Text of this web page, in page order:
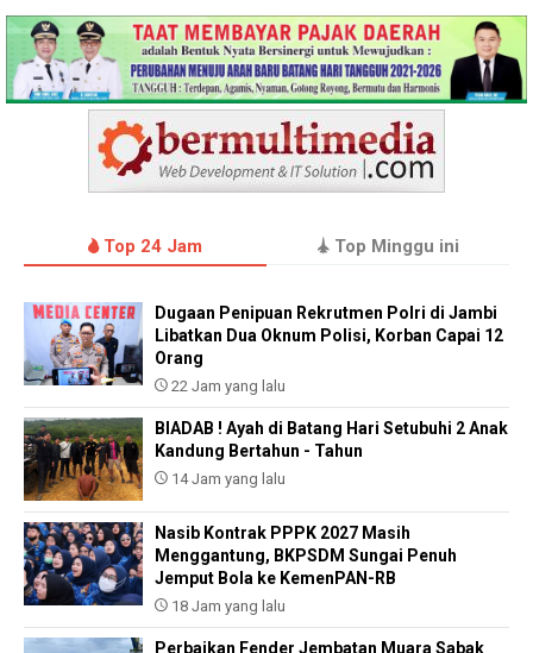
Top 24 Jam Top Minggu ini
Dugaan Penipuan Rekrutmen Polri di Jambi
Libatkan Dua Oknum Polisi, Korban Capai 12
Orang
22 Jam yang lalu
BIADAB ! Ayah di Batang Hari Setubuhi 2 Anak
Kandung Bertahun - Tahun
14 Jam yang lalu
Nasib Kontrak PPPK 2027 Masih
Menggantung, BKPSDM Sungai Penuh
Jemput Bola ke KemenPAN-RB
18 Jam yang lalu
Perbaikan Fender Jembatan Muara Sabak